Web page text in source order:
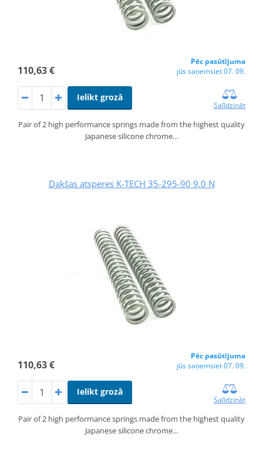
110,63 €
Pēc pasūtījuma
jūs saņemsiet 07. 09.
Ielikt grozā
Salīdzināt
Pair of 2 high performance springs made from the highest quality
Japanese silicone chrome…
Dakšas atsperes K-TECH 35-295-90 9.0 N
110,63 €
Pēc pasūtījuma
jūs saņemsiet 07. 09.
Ielikt grozā
Salīdzināt
Pair of 2 high performance springs made from the highest quality
Japanese silicone chrome…